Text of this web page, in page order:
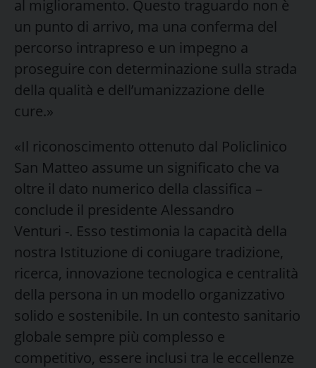
al miglioramento. Questo traguardo non è
un punto di arrivo, ma una conferma del
percorso intrapreso e un impegno a
proseguire con determinazione sulla strada
della qualità e dell’umanizzazione delle
cure.»
«Il riconoscimento ottenuto dal Policlinico
San Matteo assume un significato che va
oltre il dato numerico della classifica –
conclude il presidente Alessandro
Venturi -. Esso testimonia la capacità della
nostra Istituzione di coniugare tradizione,
ricerca, innovazione tecnologica e centralità
della persona in un modello organizzativo
solido e sostenibile. In un contesto sanitario
globale sempre più complesso e
competitivo, essere inclusi tra le eccellenze